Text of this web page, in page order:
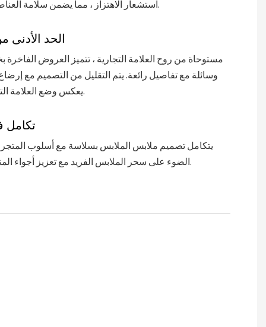
استشعار الاهتزاز ، مما يضمن سلامة العناصر المعروضة.
الحد الأدنى
مستوحاة من روح العلامة التجارية ، تتميز العروض
وسائلة مع تفاصيل رائعة. يتم التقليل من التصميم مع
يعكس وضع العلامة التجارية الراقية.
يتكامل تصميم ملابس الملابس بسلاسة مع أسلوب المتجر
الضوء على سحر الملابس الفريد مع تعزيز أجواء المتجر بشكل عام.